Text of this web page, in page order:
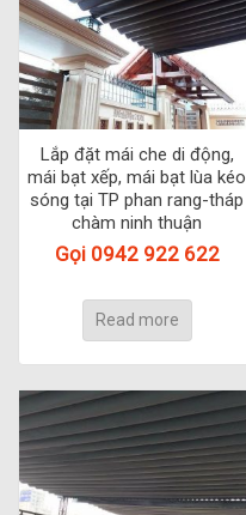
Lắp đặt mái che di động,
mái bạt xếp, mái bạt lùa kéo
sóng tại TP phan rang-tháp
chàm ninh thuận
Gọi 0942 922 622
Read more